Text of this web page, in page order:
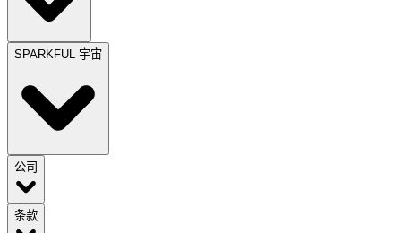
SPARKFUL 宇宙
公司
条款